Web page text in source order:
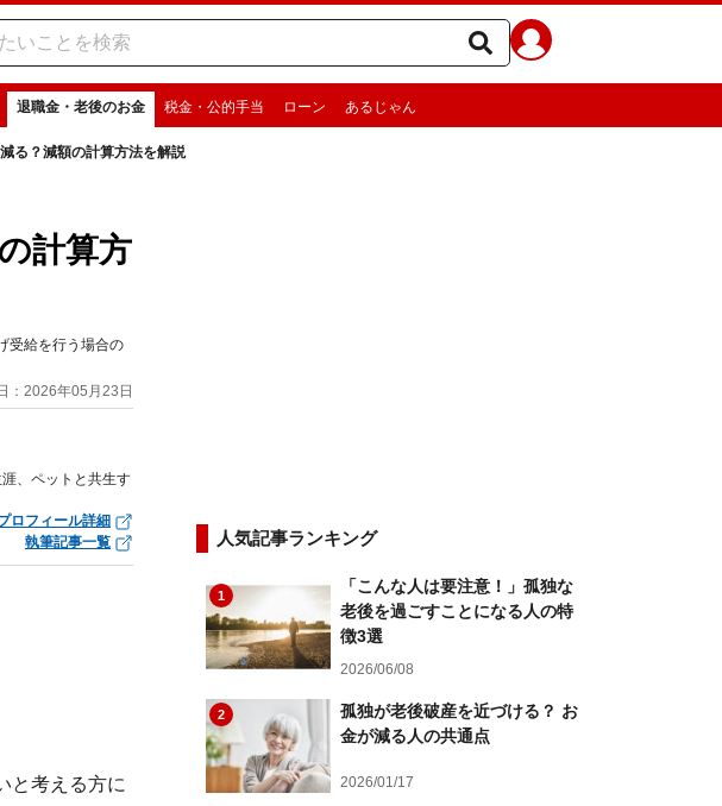
退職金・老後のお金 税金・公的手当 ローン あるじゃん
る？減額の計算方法を解説
計算方
受給を行う場合の
：2026年05月23日
、ペットと共生す
ロフィール詳細
執筆記事一覧
と考える方に
人気記事ランキング
1
「こんな人は要注意！」孤独な
老後を過ごすことになる人の特
徴3選
2026/06/08
2
孤独が老後破産を近づける？ お
金が減る人の共通点
2026/01/17